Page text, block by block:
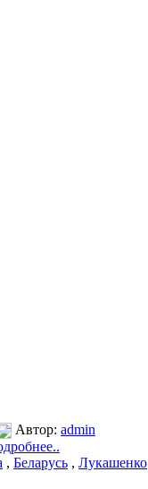
Автор: admin
, Беларусь , Лукашенко